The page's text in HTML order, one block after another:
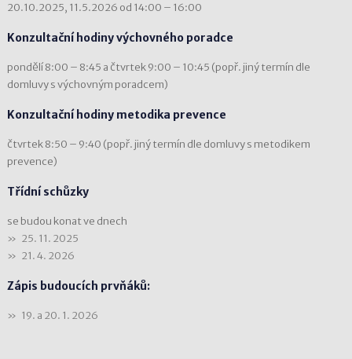
20.10.2025, 11.5.2026 od 14:00 – 16:00
Konzultační hodiny výchovného poradce
pondělí 8:00 – 8:45 a čtvrtek 9:00 – 10:45 (popř. jiný termín dle
domluvy s výchovným poradcem)
Konzultační hodiny metodika prevence
čtvrtek 8:50 – 9:40 (popř. jiný termín dle domluvy s metodikem
prevence)
Třídní schůzky
se budou konat ve dnech
25. 11. 2025
21. 4. 2026
Zápis budoucích prvňáků:
19. a 20. 1. 2026